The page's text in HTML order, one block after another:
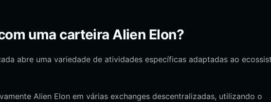
uma carteira Alien Elon?
abre uma variedade de atividades específicas adaptadas ao
Alien Elon em várias exchanges descentralizadas, utilizando o